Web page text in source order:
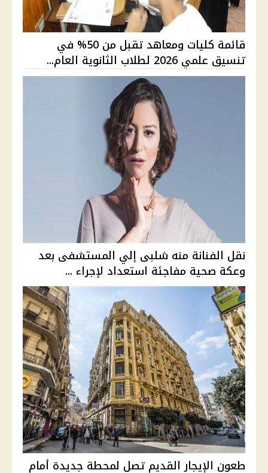
قائمة كليات ومعاهد تقبل من 50% في
تنسيق علمي 2026 لطلاب الثانوية العام...
نقل الفنانة منه شلبى إلي المستشفى بعد
وعكة صحية مفاجئة استعداد لإجراء ...
طعون الإيجار القديم تصل لمحطة جديدة أمام